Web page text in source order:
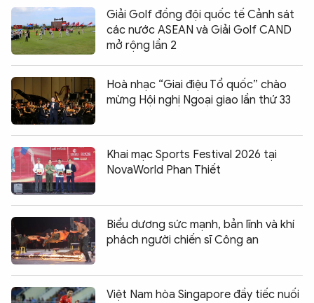
Giải Golf đồng đội quốc tế Cảnh sát
các nước ASEAN và Giải Golf CAND
mở rộng lần 2
Hoà nhạc “Giai điệu Tổ quốc” chào
mừng Hội nghị Ngoại giao lần thứ 33
Khai mạc Sports Festival 2026 tại
NovaWorld Phan Thiết
Biểu dương sức mạnh, bản lĩnh và khí
phách người chiến sĩ Công an
Việt Nam hòa Singapore đầy tiếc nuối